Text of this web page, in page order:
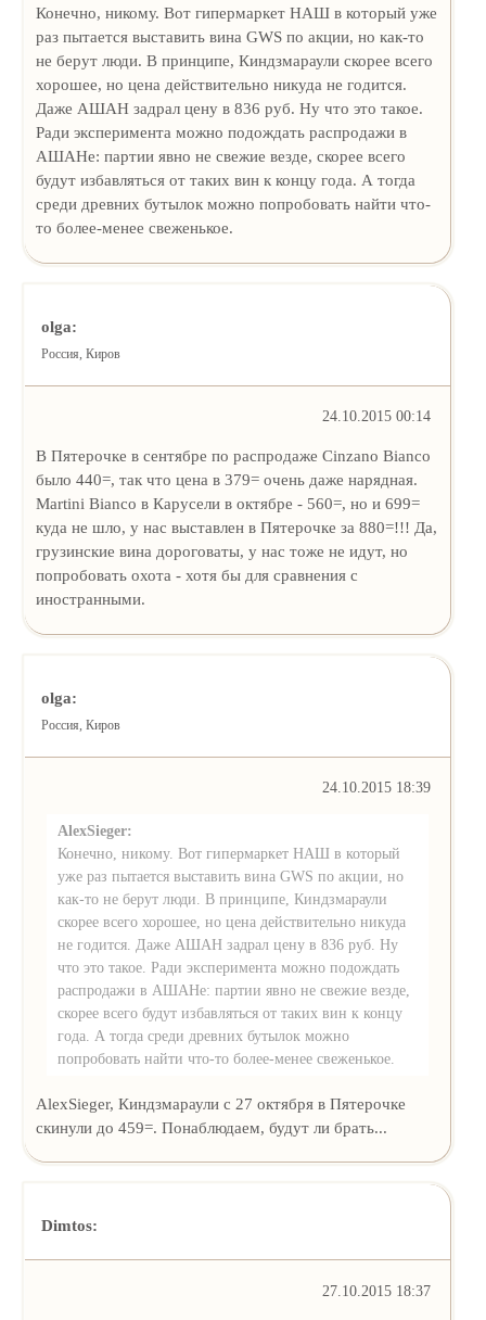
Конечно, никому. Вот гипермаркет НАШ в который уже
раз пытается выставить вина GWS по акции, но как-то
не берут люди. В принципе, Киндзмараули скорее всего
хорошее, но цена действительно никуда не годится.
Даже АШАН задрал цену в 836 руб. Ну что это такое.
Ради эксперимента можно подождать распродажи в
АШАНе: партии явно не свежие везде, скорее всего
будут избавляться от таких вин к концу года. А тогда
среди древних бутылок можно попробовать найти что-
то более-менее свеженькое.
olga:
Россия, Киров
24.10.2015 00:14
В Пятерочке в сентябре по распродаже Cinzano Bianco
было 440=, так что цена в 379= очень даже нарядная.
Martini Bianco в Карусели в октябре - 560=, но и 699=
куда не шло, у нас выставлен в Пятерочке за 880=!!! Да,
грузинские вина дороговаты, у нас тоже не идут, но
попробовать охота - хотя бы для сравнения с
иностранными.
olga:
Россия, Киров
24.10.2015 18:39
AlexSieger:
Конечно, никому. Вот гипермаркет НАШ в который
уже раз пытается выставить вина GWS по акции, но
как-то не берут люди. В принципе, Киндзмараули
скорее всего хорошее, но цена действительно никуда
не годится. Даже АШАН задрал цену в 836 руб. Ну
что это такое. Ради эксперимента можно подождать
распродажи в АШАНе: партии явно не свежие везде,
скорее всего будут избавляться от таких вин к концу
года. А тогда среди древних бутылок можно
попробовать найти что-то более-менее свеженькое.
AlexSieger, Киндзмараули с 27 октября в Пятерочке
скинули до 459=. Понаблюдаем, будут ли брать...
Dimtos:
27.10.2015 18:37